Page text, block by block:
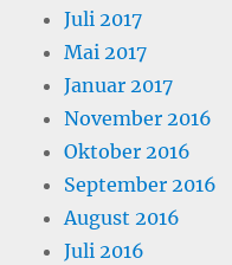
Juli 2017
Mai 2017
Januar 2017
November 2016
Oktober 2016
September 2016
August 2016
Juli 2016